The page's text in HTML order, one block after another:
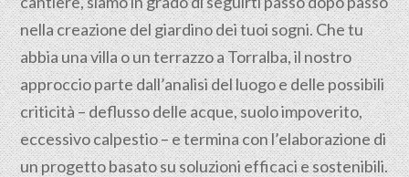
nella creazione del giardino dei tuoi sogni. Che tu
abbia una villa o un terrazzo a Torralba, il nostro
approccio parte dall’analisi del luogo e delle possibili
criticità – deflusso delle acque, suolo impoverito,
eccessivo calpestio – e termina con l’elaborazione di
un progetto basato su soluzioni efficaci e sostenibili.